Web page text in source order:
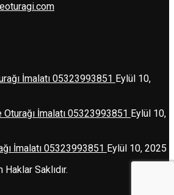
İmalatı 05323993851 Eylül 10,
İmalatı 05323993851 Eylül 10,
İmalatı 05323993851 Eylül 10, 2025
Saklıdır.